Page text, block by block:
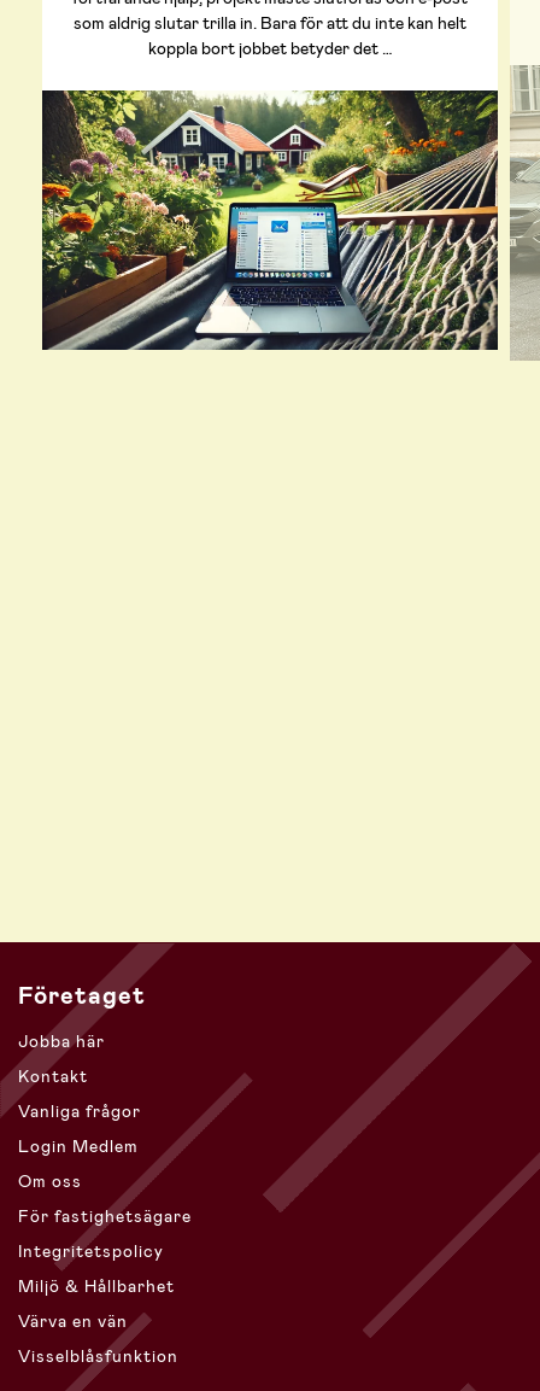
som aldrig slutar trilla in. Bara för att du inte kan helt
koppla bort jobbet betyder det …
Företaget
Jobba här
Kontakt
Vanliga frågor
Login Medlem
Om oss
För fastighetsägare
Integritetspolicy
Miljö & Hållbarhet
Värva en vän
Visselblåsfunktion